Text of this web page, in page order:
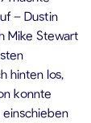
– Dustin
Mike Stewart
hinten los,
konnte